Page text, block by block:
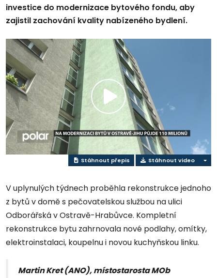
investice do modernizace bytového fondu, aby
zajistil zachování kvality nabízeného bydlení.
Přehrát
video
Stáhnout přepis Stáhnout video
V uplynulých týdnech proběhla rekonstrukce jednoho
z bytů v domě s pečovatelskou službou na ulici
Odborářská v Ostravě-Hrabůvce. Kompletní
rekonstrukce bytu zahrnovala nové podlahy, omítky,
elektroinstalaci, koupelnu i novou kuchyňskou linku.
Martin Kret (ANO), místostarosta MOb